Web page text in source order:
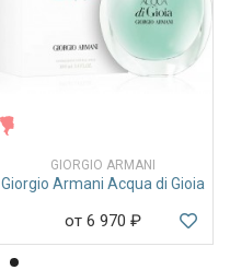
GIORGIO ARMANI
Giorgio Armani Acqua di Gioia
от 6 970 ₽